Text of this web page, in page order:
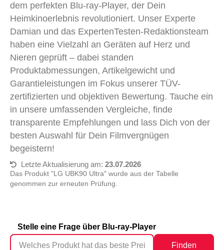
dem perfekten Blu-ray-Player, der Dein
Heimkinoerlebnis revolutioniert. Unser Experte
Damian und das ExpertenTesten-Redaktionsteam
haben eine Vielzahl an Geräten auf Herz und
Nieren geprüft – dabei standen
Produktabmessungen, Artikelgewicht und
Garantieleistungen im Fokus unserer TÜV-
zertifizierten und objektiven Bewertung. Tauche ein
in unsere umfassenden Vergleiche, finde
transparente Empfehlungen und lass Dich von der
besten Auswahl für Dein Filmvergnügen
begeistern!
Letzte Aktualisierung am: 23.07.2026
Das Produkt "LG UBK90 Ultra" wurde aus der Tabelle
genommen zur erneuten Prüfung.
Stelle eine Frage über Blu-ray-Player
Finden